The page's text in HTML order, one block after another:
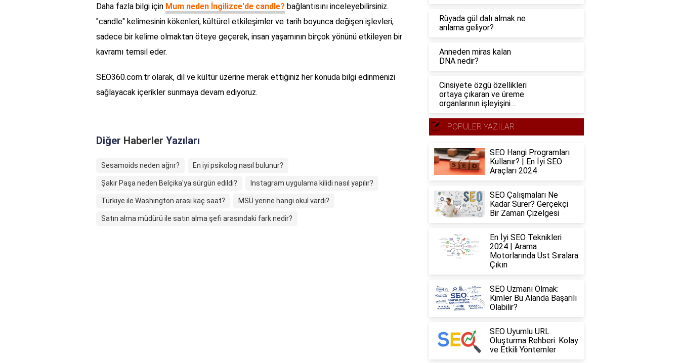
Daha fazla bilgi için Mum neden İngilizce'de candle? bağlantısını inceleyebilirsiniz.
"candle" kelimesinin kökenleri, kültürel etkileşimler ve tarih boyunca değişen işlevleri,
sadece bir kelime olmaktan öteye geçerek, insan yaşamının birçok yönünü etkileyen bir
kavramı temsil eder.
SEO360.com.tr olarak, dil ve kültür üzerine merak ettiğiniz her konuda bilgi edinmenizi
sağlayacak içerikler sunmaya devam ediyoruz.
Diğer Haberler Yazıları
Sesamoids neden ağrır? En iyi psikolog nasıl bulunur?
Şakir Paşa neden Belçika'ya sürgün edildi? Instagram uygulama kilidi nasıl yapılır?
Türkiye ile Washington arası kaç saat? MSÜ yerine hangi okul vardı?
Satın alma müdürü ile satın alma şefi arasındaki fark nedir?
Rüyada gül dalı almak ne
anlama geliyor?
Anneden miras kalan
DNA nedir?
Cinsiyete özgü özellikleri
ortaya çıkaran ve üreme
organlarının işleyişini ..
POPÜLER YAZILAR
SEO Hangi Programları
Kullanır? | En İyi SEO
Araçları 2024
SEO Çalışmaları Ne
Kadar Sürer? Gerçekçi
Bir Zaman Çizelgesi
En İyi SEO Teknikleri
2024 | Arama
Motorlarında Üst Sıralara
Çıkın
SEO Uzmanı Olmak:
Kimler Bu Alanda Başarılı
Olabilir?
SEO Uyumlu URL
Oluşturma Rehberi: Kolay
ve Etkili Yöntemler